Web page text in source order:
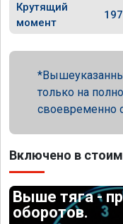
Крутящий
момент
только на
своевременно
Включено в
Выше тяга -
оборотов.